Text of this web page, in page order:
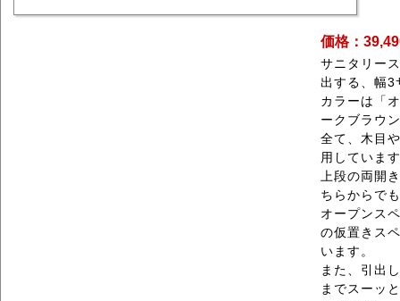
価格：
サニタリー
出する、幅3
カラーは「
ークブラウ
全て、木目
用していま
上段の両開
ちらからで
オープンス
の仮置きス
います。
また、引出
までスーッ